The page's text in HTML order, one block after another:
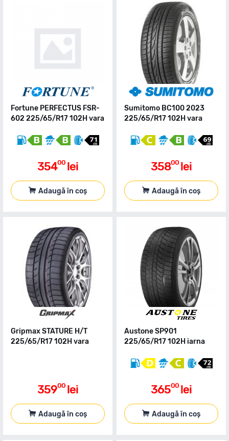
Fortune PERFECTUS FSR-
602 225/65/R17 102H vara
35400 lei
Adaugă în coș
Sumitomo BC100 2023
225/65/R17 102H vara
35800 lei
Adaugă în coș
Gripmax STATURE H/T
225/65/R17 102H vara
35900 lei
Adaugă în coș
Austone SP901
225/65/R17 102H iarna
36500 lei
Adaugă în coș